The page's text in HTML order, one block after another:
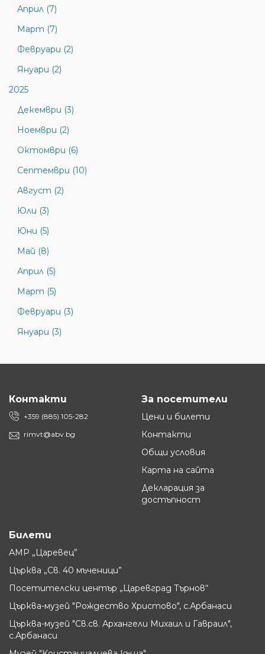
Април (7)
Март (7)
Февруари (2)
Януари (2)
2025
Декември (3)
Ноември (2)
Октомври (6)
Септември (10)
Август (2)
Юли (3)
Юни (5)
Май (8)
Април (5)
Март (5)
Февруари (3)
Януари (3)
Контакти
+359 (885) 105-282
rimvt@abv.bg
За посетители
Цени и билети
Контакти
Общи условия
Карта на сайта
Декларация за
достъпност
Билети
АМР „Царевец”
Църква „Св. 40 мъченици”
Посетителски център „Царевград Търнов“
Църква-музей "Рождество Христово", с.Арбанаси
Църква-музей "Св.св. Архангели Михаил и Гавраил",
с.Арбанаси